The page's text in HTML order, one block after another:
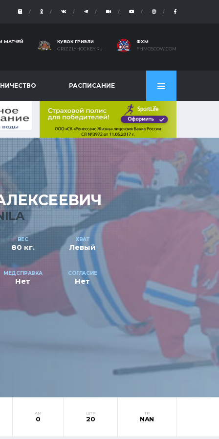
МАТЧЕЙ
КУБОК ГРИЗЛИ
GRIZZLYHOCKEY.RU
ФХМ
FHMOSCOW.COM
РАСПИСАНИЕ
ВЕС
80 кг.
ХВАТ
Левый
МЕДСПРАВКА
Нет
СОГЛАСИЕ
Нет
АМ
0
ШТР
20
ТР
NAN